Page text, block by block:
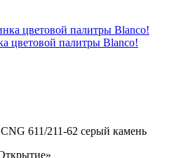
палитры Blanco!
611/211-62 серый камень